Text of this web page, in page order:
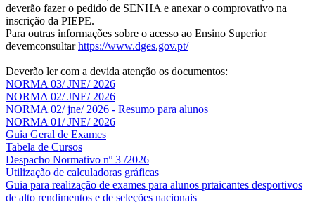
deverão fazer o pedido de SENHA e anexar o comprovativo na
inscrição da PIEPE.
Para outras informações sobre o acesso ao Ensino Superior
devemconsultarhttps://www.dges.gov.pt/
Deverão ler com a devida atenção os documentos:
NORMA 03/ JNE/ 2026
NORMA 02/ JNE/ 2026
NORMA 02/ jne/ 2026 - Resumo para alunos
NORMA 01/ JNE/ 2026
Guia Geral de Exames
Tabela de Cursos
Despacho Normativo nº 3 /2026
Utilização de calculadoras gráficas
Guia para realização de exames para alunos prtaicantes desportivos
de alto rendimentos e de seleções nacionais